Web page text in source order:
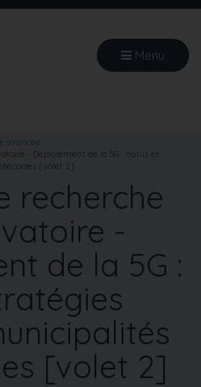
Menu
avancée
- Déploiement de la 5G : outils et
[volet 2]
recherche
-
de la 5G :
[volet 2]